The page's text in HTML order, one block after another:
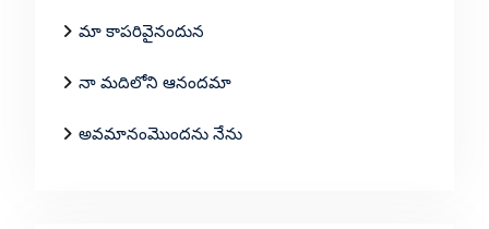
మా కాపరివైనందున
నా మదిలోని ఆనందమా
అవమానంమొందను నేను